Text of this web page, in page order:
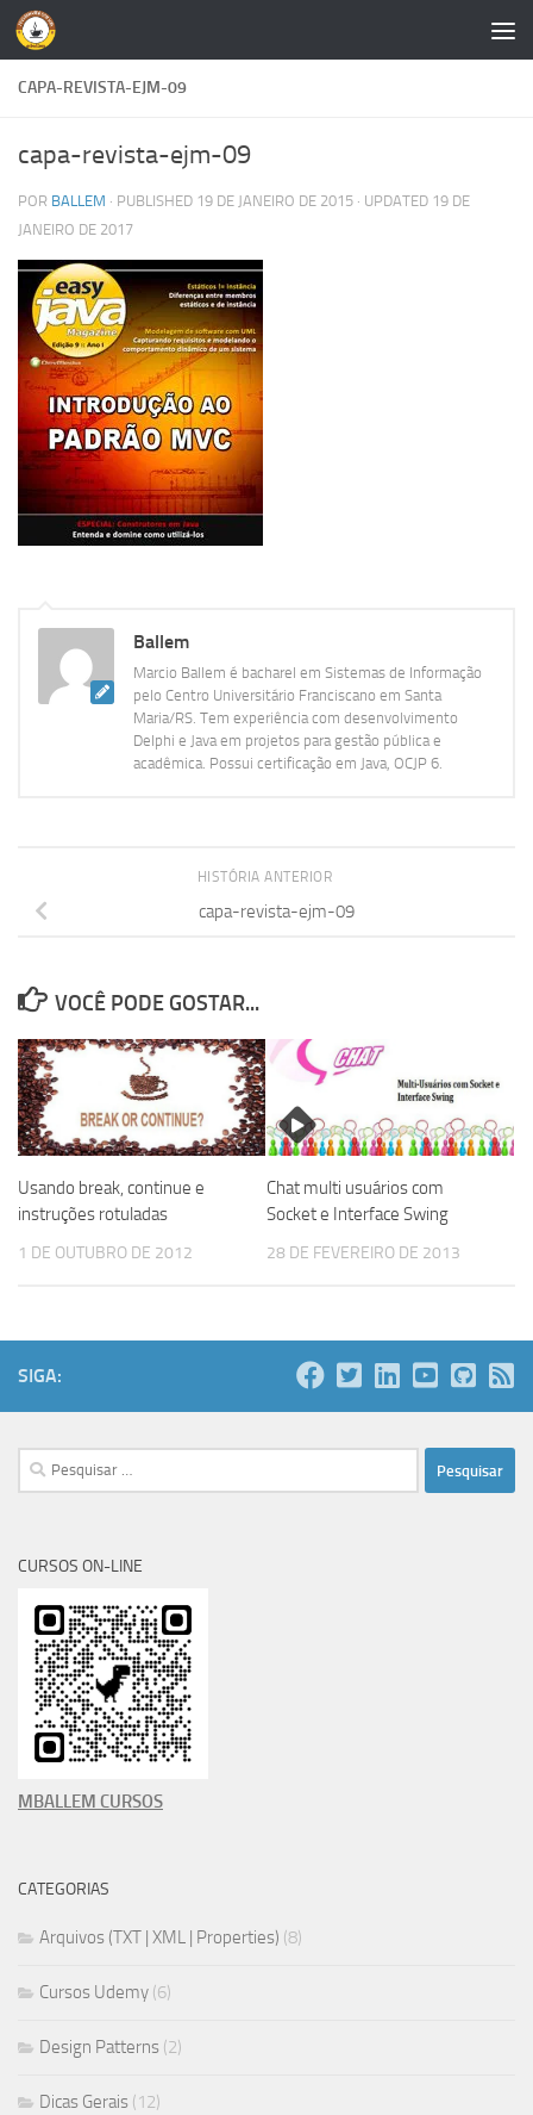
Skip to content
CAPA-REVISTA-EJM-09
capa-revista-ejm-09
POR BALLEM · PUBLISHED 19 DE JANEIRO DE 2015 · UPDATED 19 DE
JANEIRO DE 2017
Ballem
Marcio Ballem é bacharel em Sistemas de Informação
pelo Centro Universitário Franciscano em Santa
Maria/RS. Tem experiência com desenvolvimento
Delphi e Java em projetos para gestão pública e
acadêmica. Possui certificação em Java, OCJP 6.
HISTÓRIA ANTERIOR
capa-revista-ejm-09
VOCÊ PODE GOSTAR...
Usando break, continue e
instruções rotuladas
1 DE OUTUBRO DE 2012
Chat multi usuários com
Socket e Interface Swing
28 DE FEVEREIRO DE 2013
SIGA:
Pesquisar
por:
CURSOS ON-LINE
MBALLEM CURSOS
CATEGORIAS
Arquivos (TXT | XML | Properties) (8)
Cursos Udemy (6)
Design Patterns (2)
Dicas Gerais (12)